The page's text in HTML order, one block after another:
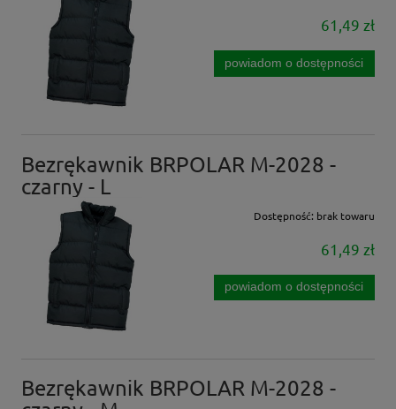
61,49 zł
powiadom o dostępności
Bezrękawnik BRPOLAR M-2028 -
czarny - L
Dostępność: brak towaru
61,49 zł
powiadom o dostępności
Bezrękawnik BRPOLAR M-2028 -